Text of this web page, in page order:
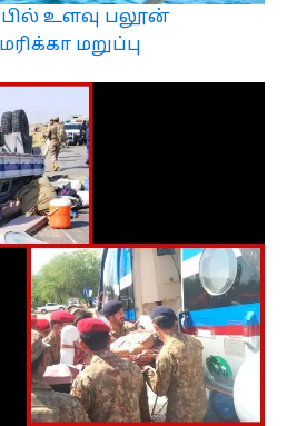
உளவு பலூன்
மறுப்பு